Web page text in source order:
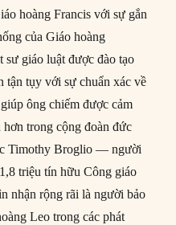
hoàng Francis với sự gắn
của Giáo hoàng
giáo luật được đào tạo
tận tụy với sự chuẩn xác về
ông chiếm được cảm
hơn trong cộng đoàn đức
Timothy Broglio — người
triệu tín hữu Công giáo
nhận rộng rãi là người bảo
Leo trong các phát